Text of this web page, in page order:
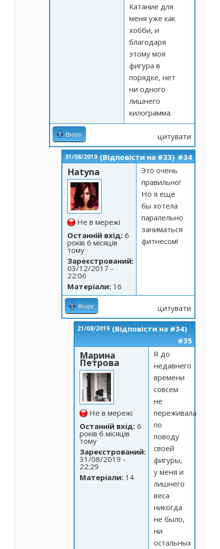
Катание для
меня уже как
хобби, и
благодаря
этому моя
фигура в
порядке, нет
ни одного
лишнего
килограмма.
Вгору цитувати
31/08/2019 (Відповісти на #33) #34
Hatyna
Не в мережі
Останній вхід: 6
років 6 місяців
тому
Зареєстрований:
03/12/2017 -
22:06
Матеріали: 16
Это очень
правильно!
Но я ещё
бы хотела
паралельно
заниматься
фитнесом!
Вгору цитувати
31/08/2019 (Відповісти на #34)
#35
Марина
Петрова
Не в мережі
Останній вхід: 6
років 6 місяців
тому
Зареєстрований:
31/08/2019 -
22:29
Матеріали: 14
Я до
недавнего
времени
совсем
не
переживала
по
поводу
своей
фигуры,
у меня и
лишнего
веса
никогда
не было,
ни
остальных